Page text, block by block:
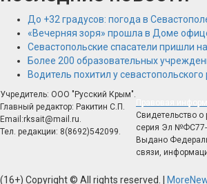
До +32 градусов: погода в
«Вечерняя зоря» прошла в Доме
Севастопольские спасатели пришли
Более 200 образовательных
Водитель похитил у
Учредитель: ООО "Русский Крым".
Главный редактор: Ракитин С.П.
Email:rksait@mail.ru.
Тел. редакции: 8(8692)542099.
Свидетельство
серия Эл №ФС77-
Выдано
связи,
(16+) Copyright © All rights reserved.